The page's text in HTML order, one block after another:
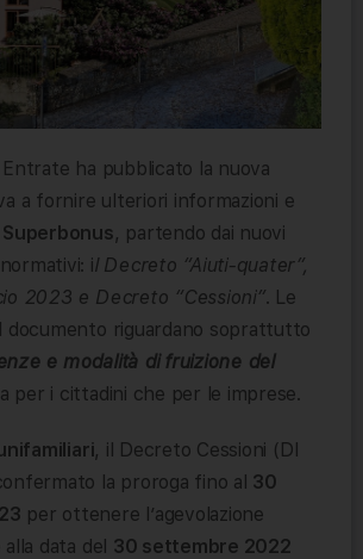
Entrate ha pubblicato la nuova
a fornire ulteriori informazioni e
Superbonus, partendo dai nuovi
il Decreto “Aiuti-quater”,
2023 e Decreto “Cessioni”. Le
documento riguardano soprattutto
e modalità di fruizione del
per i cittadini che per le imprese.
, il Decreto Cessioni (Dl
la proroga fino al 30
per ottenere l’agevolazione
data del 30 settembre 2022